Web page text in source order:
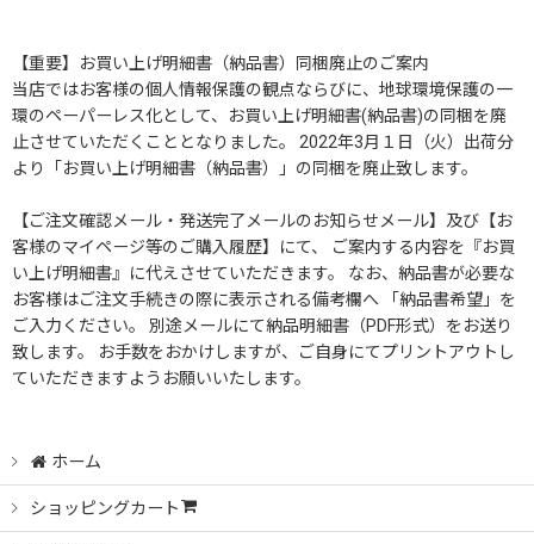
【重要】お買い上げ明細書（納品書）同梱廃止のご案内
当店ではお客様の個人情報保護の観点ならびに、地球環境保護の一
環のペーパーレス化として、お買い上げ明細書(納品書)の同梱を廃
止させていただくこととなりました。 2022年3月１日（火）出荷分
より「お買い上げ明細書（納品書）」の同梱を廃止致します。
【ご注文確認メール・発送完了メールのお知らせメール】及び【お
客様のマイページ等のご購入履歴】にて、 ご案内する内容を『お買
い上げ明細書』に代えさせていただきます。 なお、納品書が必要な
お客様はご注文手続きの際に表示される備考欄へ 「納品書希望」を
ご入力ください。 別途メールにて納品明細書（PDF形式）をお送り
致します。 お手数をおかけしますが、ご自身にてプリントアウトし
ていただきますようお願いいたします。
ホーム
ショッピングカート